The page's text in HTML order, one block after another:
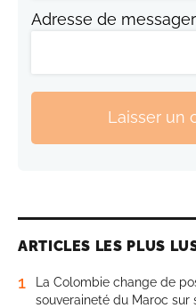
Adresse de
Laisser un
ARTICLES LES PLUS
1
La Colombie change de
souveraineté du Maroc sur